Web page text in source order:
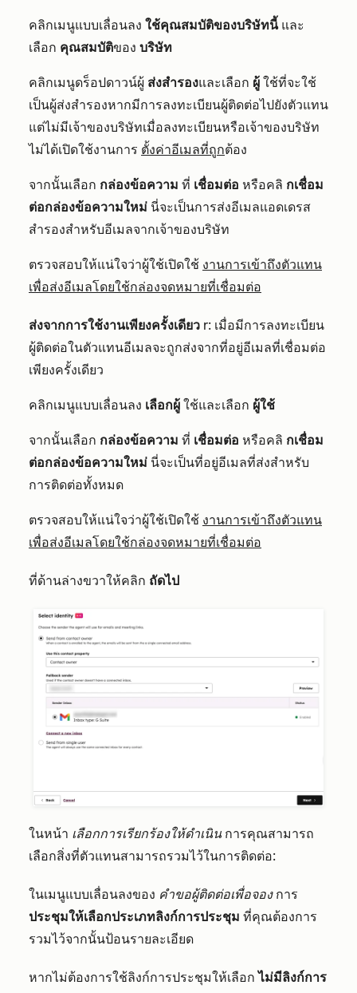
คลิกเมนูแบบเลื่อนลง ใช้คุณสมบัติของบริษัทนี้และ
เลือก คุณสมบัติของ บริษัท
คลิกเมนูดร็อปดาวน์ผู้ ส่งสำรองและเลือก ผู้ ใช้ที่จะใช้
เป็นผู้ส่งสำรองหากมีการลงทะเบียนผู้ติดต่อไปยังตัวแทน
แต่ไม่มีเจ้าของบริษัทเมื่อลงทะเบียนหรือเจ้าของบริษัท
ไม่ได้เปิดใช้งานการ ตั้งค่าอีเมลที่ถูกต้อง
จากนั้นเลือก กล่องข้อความ ที่ เชื่อมต่อ หรือคลิ กเชื่อม
ต่อกล่องข้อความใหม่ นี่จะเป็นการส่งอีเมลแอดเดรส
สำรองสำหรับอีเมลจากเจ้าของบริษัท
ตรวจสอบให้แน่ใจว่าผู้ใช้เปิดใช้ งานการเข้าถึงตัวแทน
เพื่อส่งอีเมลโดยใช้กล่องจดหมายที่เชื่อมต่อ
ส่งจากการใช้งานเพียงครั้งเดียว r: เมื่อมีการลงทะเบียน
ผู้ติดต่อในตัวแทนอีเมลจะถูกส่งจากที่อยู่อีเมลที่เชื่อมต่อ
เพียงครั้งเดียว
คลิกเมนูแบบเลื่อนลง เลือกผู้ ใช้และเลือก ผู้ใช้
จากนั้นเลือก กล่องข้อความ ที่ เชื่อมต่อ หรือคลิ กเชื่อม
ต่อกล่องข้อความใหม่ นี่จะเป็นที่อยู่อีเมลที่ส่งสำหรับ
การติดต่อทั้งหมด
ตรวจสอบให้แน่ใจว่าผู้ใช้เปิดใช้ งานการเข้าถึงตัวแทน
เพื่อส่งอีเมลโดยใช้กล่องจดหมายที่เชื่อมต่อ
ที่ด้านล่างขวาให้คลิก ถัดไป
ในหน้า เลือกการเรียกร้องให้ดำเนิน การคุณสามารถ
เลือกสิ่งที่ตัวแทนสามารถรวมไว้ในการติดต่อ:
ในเมนูแบบเลื่อนลงของ คำขอผู้ติดต่อเพื่อจองการ
ประชุมให้เลือกประเภทลิงก์การประชุม ที่คุณต้องการ
รวมไว้จากนั้นป้อนรายละเอียด
หากไม่ต้องการใช้ลิงก์การประชุมให้เลือกไม่มีลิงก์การ